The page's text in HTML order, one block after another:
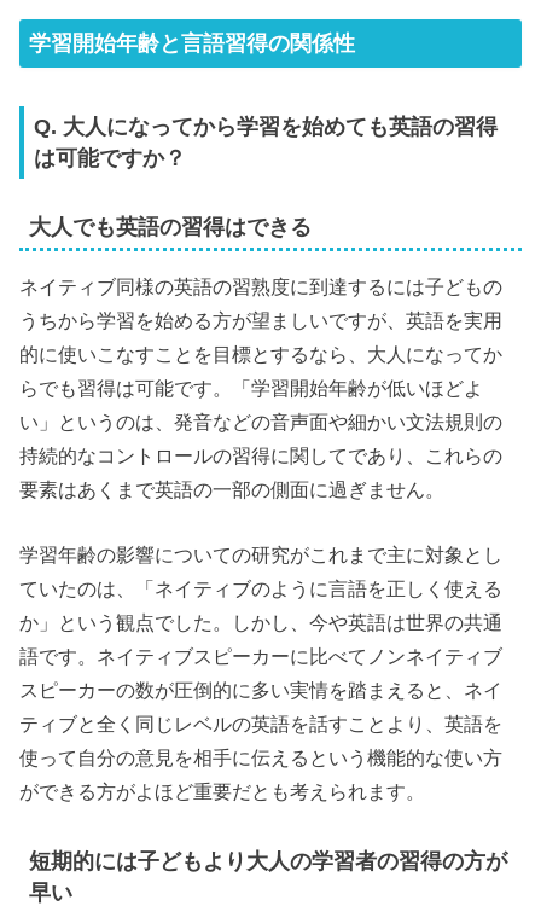
学習開始年齢と言語習得の関係性
Q. 大人になってから学習を始めても英語の習得
は可能ですか？
大人でも英語の習得はできる
ネイティブ同様の英語の習熟度に到達するには子どもの
うちから学習を始める方が望ましいですが、英語を実用
的に使いこなすことを目標とするなら、大人になってか
らでも習得は可能です。「学習開始年齢が低いほどよ
い」というのは、発音などの音声面や細かい文法規則の
持続的なコントロールの習得に関してであり、これらの
要素はあくまで英語の一部の側面に過ぎません。
学習年齢の影響についての研究がこれまで主に対象とし
ていたのは、「ネイティブのように言語を正しく使える
か」という観点でした。しかし、今や英語は世界の共通
語です。ネイティブスピーカーに比べてノンネイティブ
スピーカーの数が圧倒的に多い実情を踏まえると、ネイ
ティブと全く同じレベルの英語を話すことより、英語を
使って自分の意見を相手に伝えるという機能的な使い方
ができる方がよほど重要だとも考えられます。
短期的には子どもより大人の学習者の習得の方が
早い